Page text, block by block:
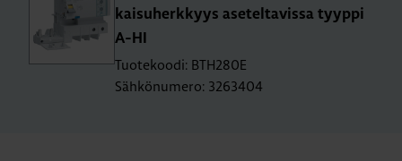
kai­su­herk­kyys ase­tel­ta­vis­sa tyyp­pi
A-HI
Tuotekoodi: BTH280E
Sähkönumero: 3263404